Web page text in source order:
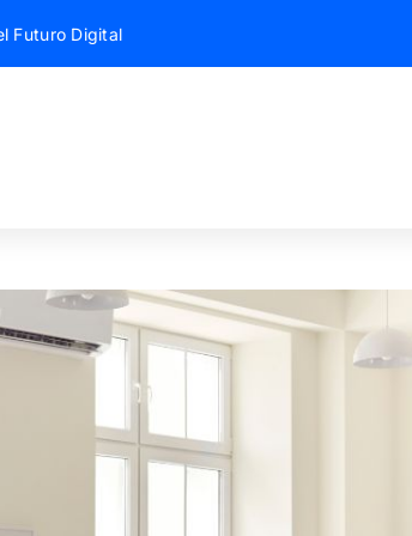
Futuro Digital